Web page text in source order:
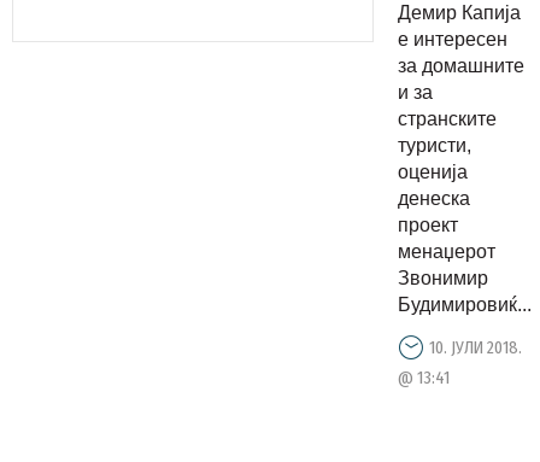
и
на грозје
на овие
простори
се
за
младите
и старите
Демир Капија
е интересен
за домашните
и за
странските
туристи,
оценија
денеска
проект
менаџерот
Звонимир
Будимировиќ...
10. ЈУЛИ 2018.
@ 13:41